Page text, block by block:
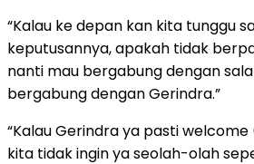
“Kalau ke depan kan kita tunggu
keputusannya, apakah tidak
nanti mau bergabung dengan
bergabung dengan Gerindra.”
“Kalau Gerindra ya pasti
kita tidak ingin ya seolah-olah